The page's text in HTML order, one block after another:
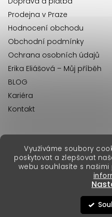
Využíváme soubory
poskytovat a zlepšovat
webu souhlasíte s
Prodejna v Praze
Hodnocení obchodu
Obchodní podmínky
Ochrana osobních údajů
Erika Eliášová – Můj příběh
BLOG
Kariéra
Kontakt
Vytvořil Shoptet
Copyright 2026Erika